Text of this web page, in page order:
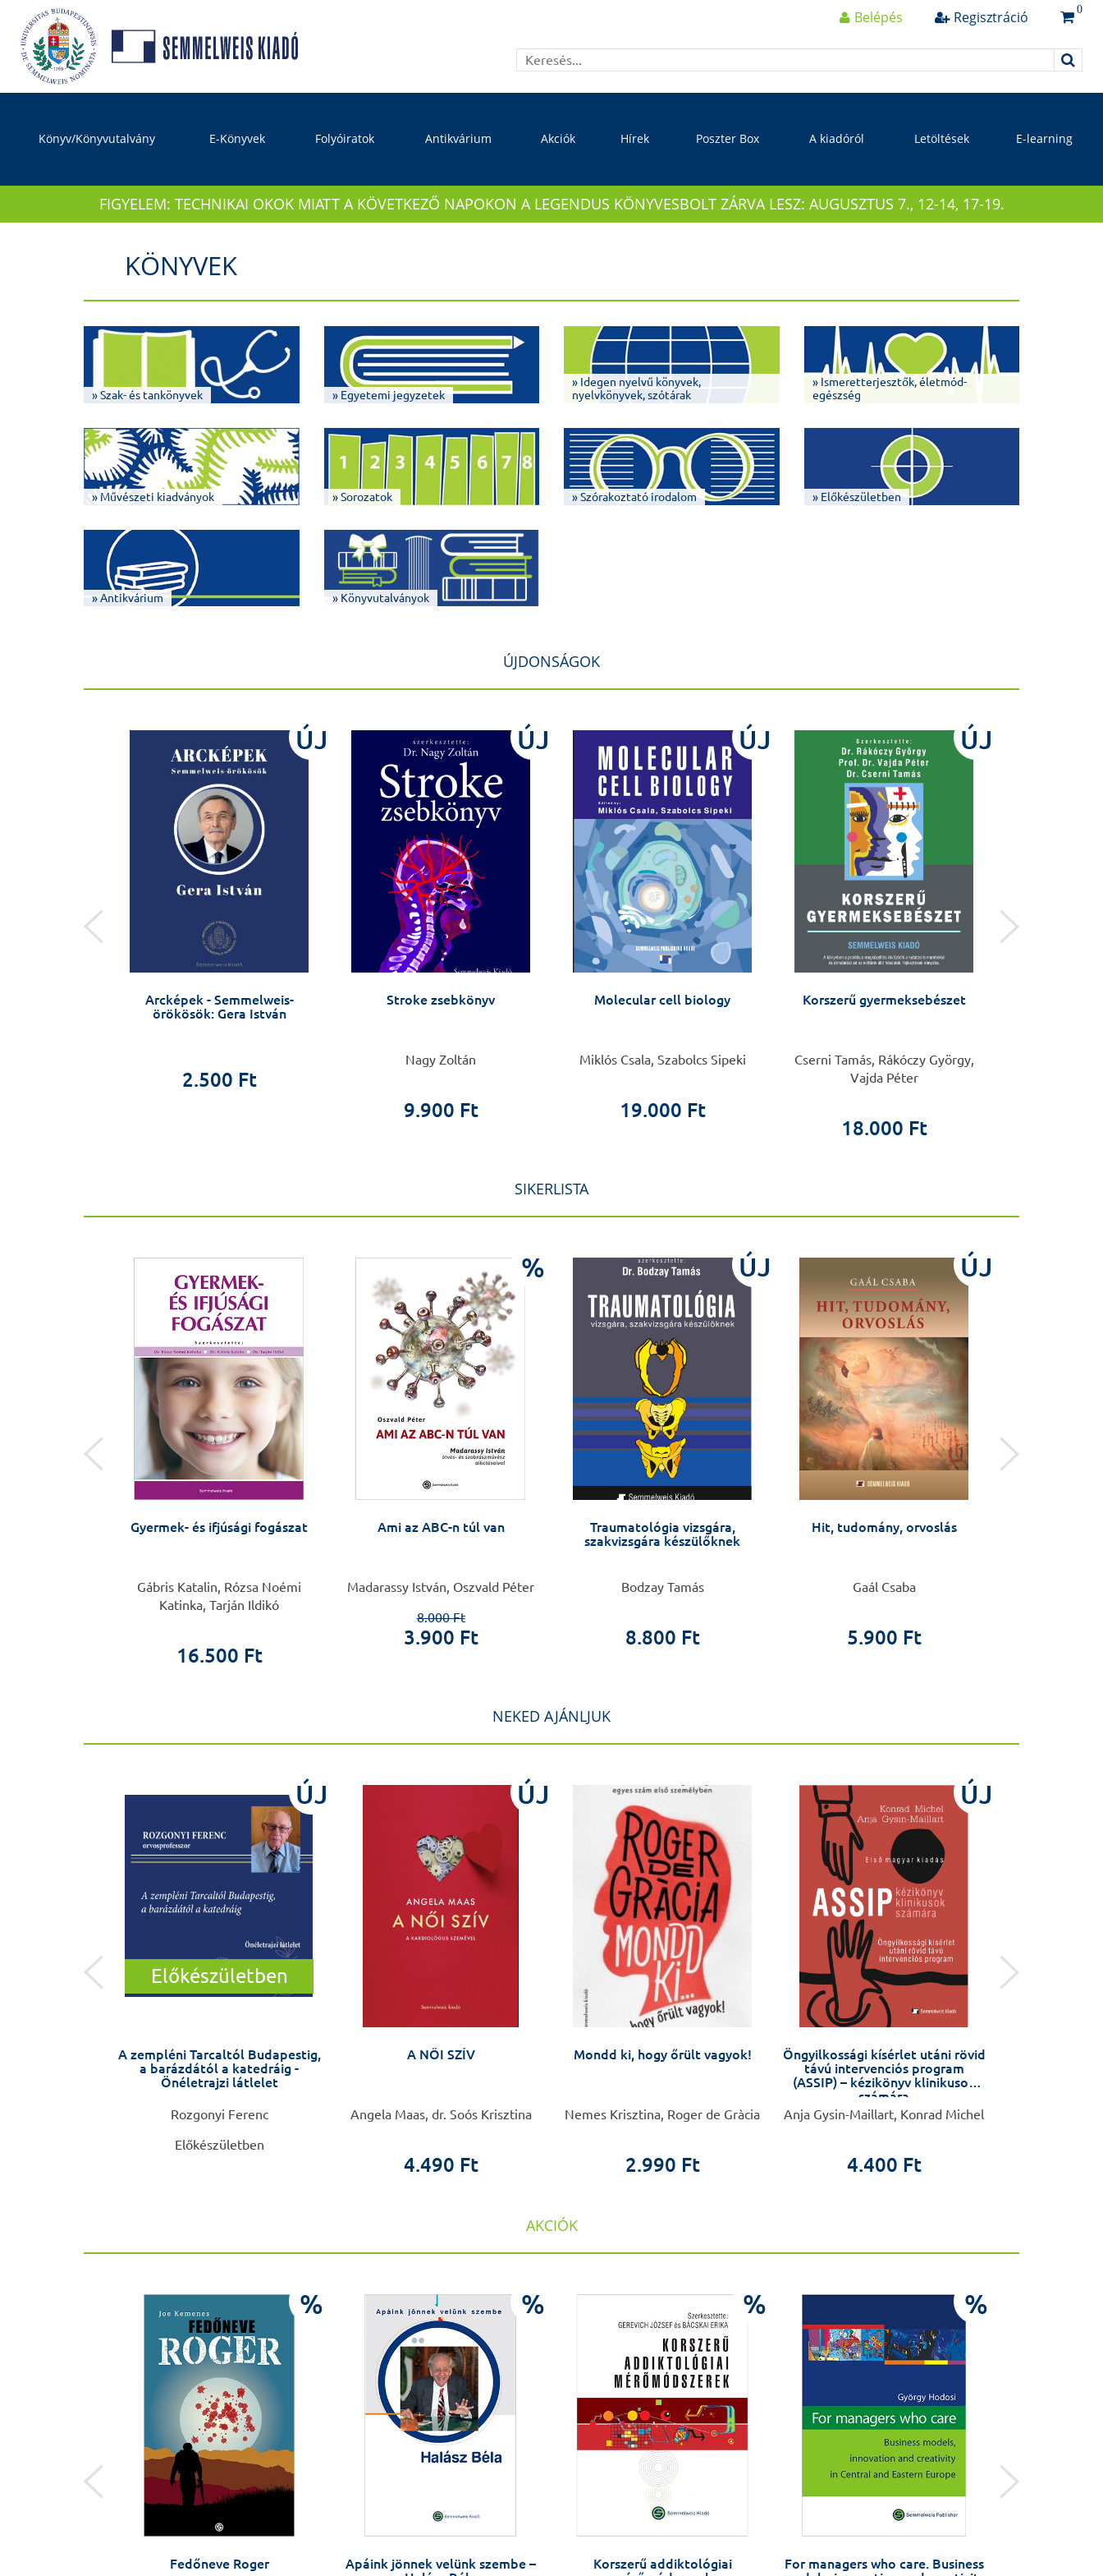
Belépés Regisztráció 0
Könyv/Könyvutalvány E-Könyvek Folyóiratok Antikvárium Akciók Hírek Poszter Box A kiadóról Letöltések E-learning
FIGYELEM: TECHNIKAI OKOK MIATT A KÖVETKEZŐ NAPOKON A LEGENDUS KÖNYVESBOLT ZÁRVA LESZ: AUGUSZTUS 7., 12-14, 17-19.
KÖNYVEK
» Szak- és tankönyvek » Egyetemi jegyzetek
» Idegen nyelvű könyvek,
nyelvkönyvek, szótárak
» Ismeretterjesztők, életmód-
egészség
» Művészeti kiadványok » Sorozatok » Szórakoztató irodalom » Előkészületben
» Antikvárium » Könyvutalványok
ÚJDONSÁGOK
ÚJ
Arcképek - Semmelweis-
örökösök: Gera István
2.500 Ft
ÚJ
Stroke zsebkönyv
Nagy Zoltán
9.900 Ft
ÚJ
Molecular cell biology
Miklós Csala, Szabolcs Sipeki
19.000 Ft
ÚJ
Korszerű gyermeksebészet
Cserni Tamás, Rákóczy György,
Vajda Péter
18.000 Ft
SIKERLISTA
Gyermek- és ifjúsági fogászat
Gábris Katalin, Rózsa Noémi
Katinka, Tarján Ildikó
16.500 Ft
%
Ami az ABC-n túl van
Madarassy István, Oszvald Péter
8.000 Ft
3.900 Ft
ÚJ
Traumatológia vizsgára,
szakvizsgára készülőknek
Bodzay Tamás
8.800 Ft
ÚJ
Hit, tudomány, orvoslás
Gaál Csaba
5.900 Ft
NEKED AJÁNLJUK
ÚJ
Előkészületben
A zempléni Tarcaltól Budapestig,
a barázdától a katedráig -
Önéletrajzi látlelet
Rozgonyi Ferenc
Előkészületben
ÚJ
A NŐI SZÍV
Angela Maas, dr. Soós Krisztina
4.490 Ft
Mondd ki, hogy őrült vagyok!
Nemes Krisztina, Roger de Gràcia
2.990 Ft
ÚJ
Öngyilkossági kísérlet utáni rövid
távú intervenciós program
(ASSIP) – kézikönyv klinikusok
számára
Anja Gysin-Maillart, Konrad Michel
4.400 Ft
AKCIÓK
%
Fedőneve Roger
%
Apáink jönnek velünk szembe –
%
Korszerű addiktológiai
%
For managers who care. Business